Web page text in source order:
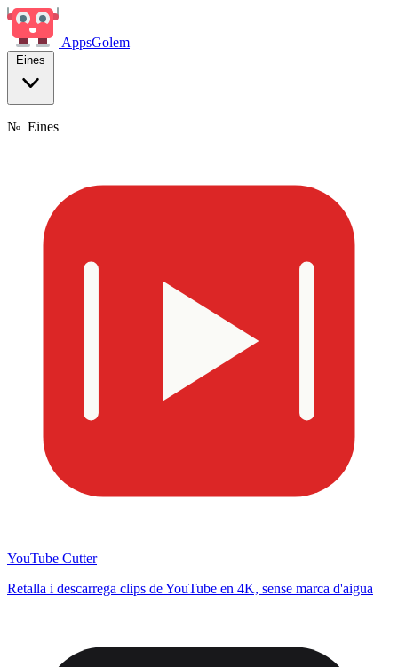
AppsGolem
Eines
№ Eines
YouTube Cutter
Retalla i descarrega clips de YouTube en 4K, sense marca d'aigua